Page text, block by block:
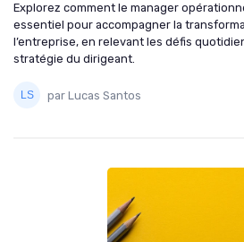
Explorez comment le manager
essentiel pour accompagner la
l’entreprise, en relevant les défis
stratégie du dirigeant.
par Lucas Santos